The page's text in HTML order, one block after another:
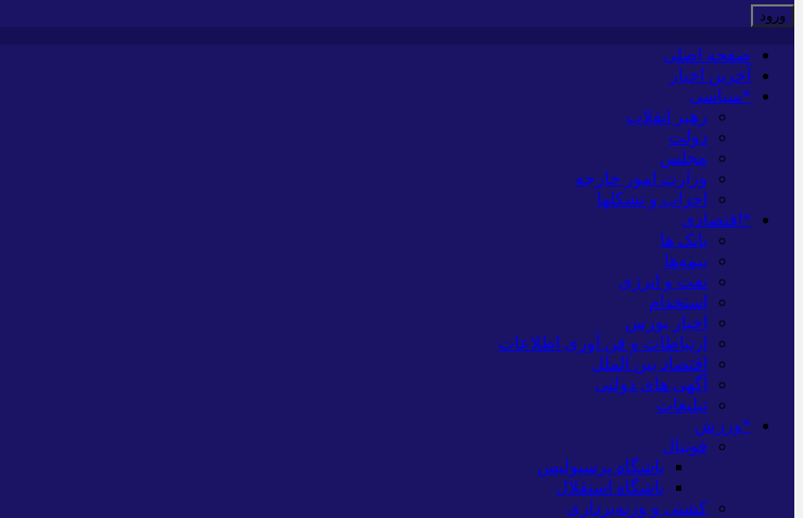
صفحه اصلی
آخرین اخبار
*سیاسی
رهبر انقلاب
دولت
مجلس
وزارت امور خارجه
احزاب و تشکلها
*اقتصادی
بانک ها
بیمه‌ها
نفت و انرژی
استخدام
اخبار بورس
ارتباطات و فن آوری اطلاعات
اقتصاد بین الملل
آگهی های دولتی
تبلیغات
*ورزش
فوتبال
باشگاه پرسپولیس
باشگاه استقلال
کشتی و وزنه‌برداری